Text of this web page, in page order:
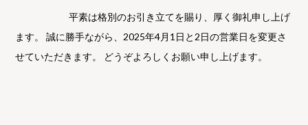
平素は格別のお引き立てを賜り、厚く御礼申し上げ
ます。 誠に勝手ながら、2025年4月1日と2日の営業日を変更さ
せていただきます。 どうぞよろしくお願い申し上げます。